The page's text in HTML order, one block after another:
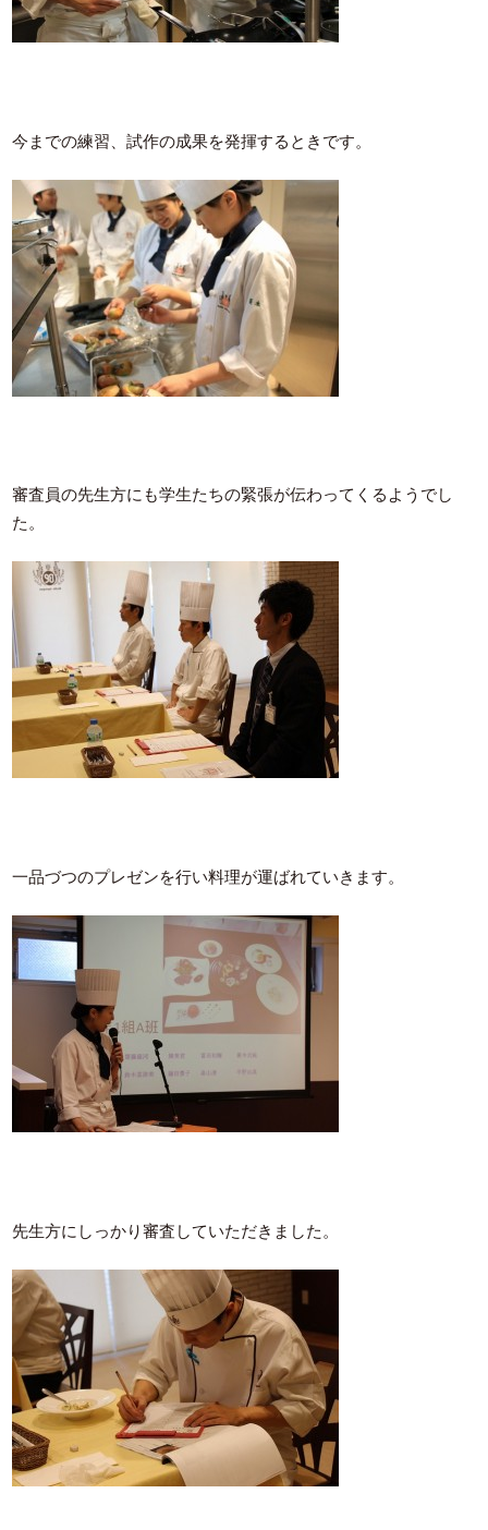
今までの練習、試作の成果を発揮するときです。
審査員の先生方にも学生たちの緊張が伝わってくるようでし
た。
一品づつのプレゼンを行い料理が運ばれていきます。
先生方にしっかり審査していただきました。